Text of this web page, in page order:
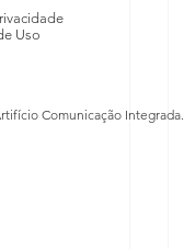
Uso
Comunicação Integrada.